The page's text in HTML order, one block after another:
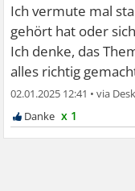
Ich vermute mal
gehört hat oder
Ich denke, das
alles richtig
02.01.2025 12:41 •
x 1